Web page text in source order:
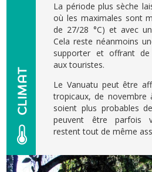
La période plus sèche
où les maximales sont
de 27/28 °C) et avec
Cela reste néanmoins
supporter et offrant de
aux touristes.
Le Vanuatu peut être
tropicaux, de novembre
soient plus probables
peuvent être parfois
restent tout de même